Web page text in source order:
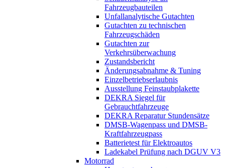
Fahrzeugbauteilen
Unfallanalytische Gutachten
Gutachten zu technischen
Fahrzeugschäden
Gutachten zur
Verkehrsüberwachung
Zustandsbericht
Änderungsabnahme & Tuning
Einzelbetriebserlaubnis
Ausstellung Feinstaubplakette
DEKRA Siegel für
Gebrauchtfahrzeuge
DEKRA Reparatur Stundensätze
DMSB-Wagenpass und DMSB-
Kraftfahrzeugpass
Batterietest für Elektroautos
Ladekabel Prüfung nach DGUV V3
Motorrad